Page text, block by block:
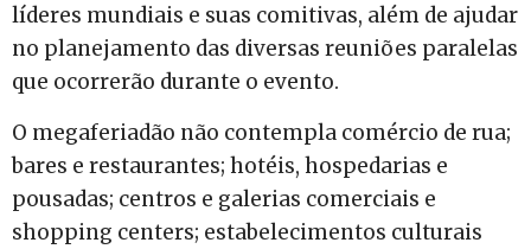
líderes mundiais e suas comitivas, além de ajudar
no planejamento das diversas reuniões paralelas
que ocorrerão durante o evento.
O megaferiadão não contempla comércio de rua;
bares e restaurantes; hotéis, hospedarias e
pousadas; centros e galerias comerciais e
shopping centers; estabelecimentos culturais